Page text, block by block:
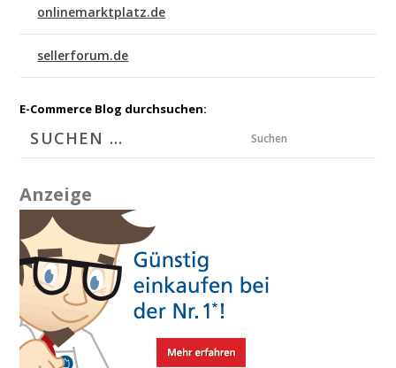
onlinemarktplatz.de
sellerforum.de
E-Commerce Blog durchsuchen:
Suchen
Anzeige